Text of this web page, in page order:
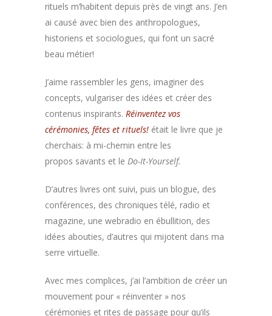
rituels m’habitent depuis près de vingt ans. J’en
ai causé avec bien des anthropologues,
historiens et sociologues, qui font un sacré
beau métier!
J’aime rassembler les gens, imaginer des
concepts, vulgariser des idées et créer des
contenus inspirants. Réinventez vos
cérémonies, fêtes et rituels! était le livre que je
cherchais: à mi-chemin entre les
propos savants et le Do-It-Yourself.
D’autres livres ont suivi, puis un blogue, des
conférences, des chroniques télé, radio et
magazine, une webradio en ébullition, des
idées abouties, d’autres qui mijotent dans ma
serre virtuelle.
Avec mes complices, j’ai l’ambition de créer un
mouvement pour « réinventer » nos
cérémonies et rites de passage pour qu’ils